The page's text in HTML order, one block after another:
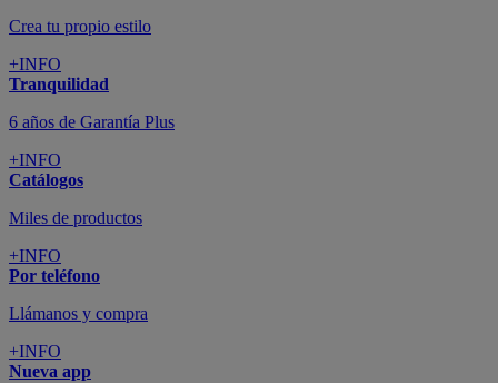
Crea tu propio estilo
+INFO
Tranquilidad
6 años de Garantía Plus
+INFO
Catálogos
Miles de productos
+INFO
Por teléfono
Llámanos y compra
+INFO
Nueva app